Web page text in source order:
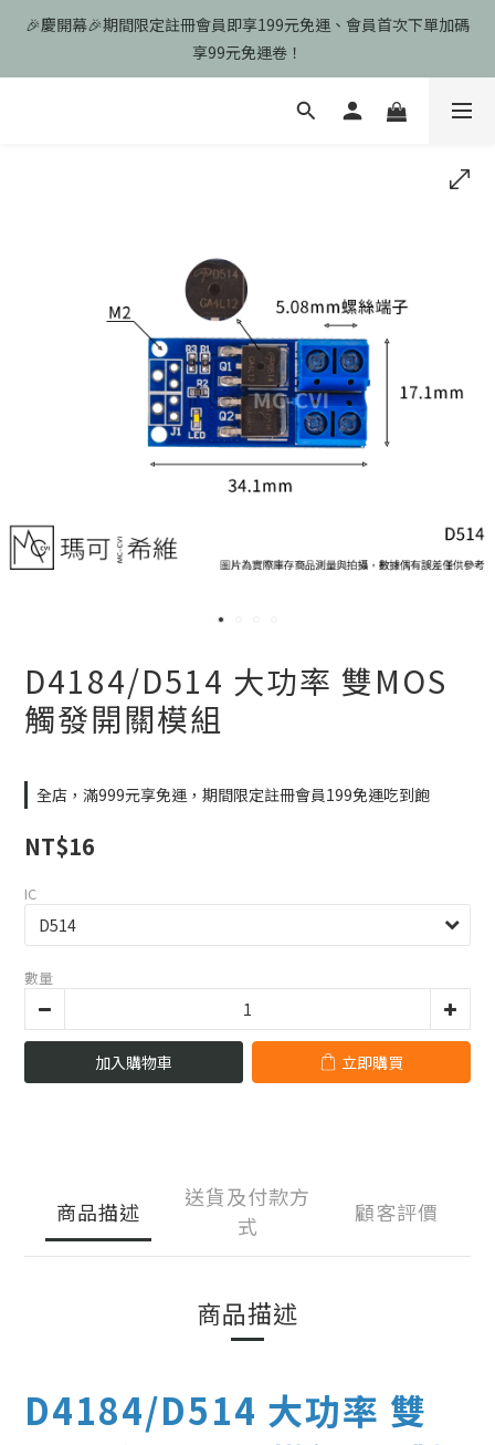
🎉慶開幕🎉期間限定註冊會員即享199元免運、會員首次下單加碼
享99元免運卷！
🎉慶開幕🎉期間限定註冊會員即享199元免運、會員首次下單加碼
享99元免運卷！
歡迎光臨瑪可希維，本站商品皆為台灣現貨、含稅可打統編
🎉慶開幕🎉期間限定註冊會員即享199元免運、會員首次下單加碼
D4184/D514 大功率 雙MOS
觸發開關模組
全店，滿999元享免運，期間限定註冊會員199免運吃到飽
NT$16
IC
數量
加入購物車 立即購買
商品描述
送貨及付款方
式
顧客評價
商品描述
D4184/D514 大功率 雙